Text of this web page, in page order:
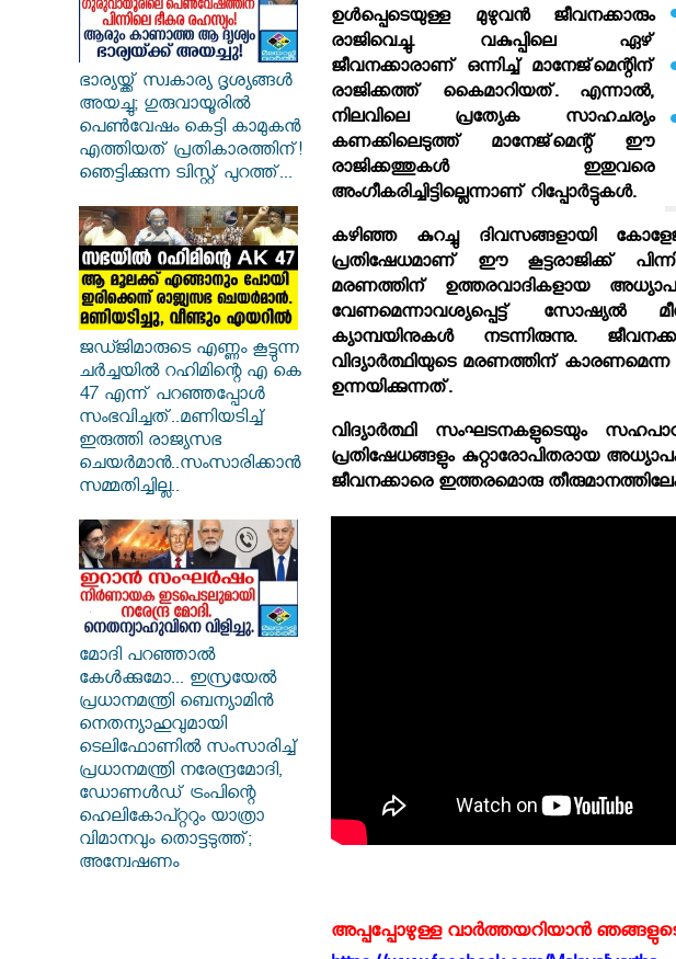
ഭാര്യയ്ക്ക് സ്വകാര്യ ദൃശ്യങ്ങൾ
അയച്ചു; ഗുരുവായൂരിൽ
പെൺവേഷം കെട്ടി കാമുകൻ
എത്തിയത് പ്രതികാരത്തിന്!
ഞെട്ടിക്കുന്ന ട്വിസ്റ്റ് പുറത്ത്...
ജഡ്ജിമാരുടെ എണ്ണം കൂട്ടുന്ന
ചർച്ചയിൽ റഹിമിന്റെ എ കെ
47 എന്ന് പറഞ്ഞപ്പോൾ
സംഭവിച്ചത്..മണിയടിച്ച്
ഇരുത്തി രാജ്യസഭ
ചെയർമാൻ..സംസാരിക്കാൻ
സമ്മതിച്ചില്ല..
മോദി പറഞ്ഞാൽ
കേൾക്കുമോ... ഇസ്രയേൽ
പ്രധാനമന്ത്രി ബെന്യാമിൻ
നെതന്യാഹുവുമായി
ടെലിഫോണിൽ സംസാരിച്ച്
പ്രധാനമന്ത്രി നരേന്ദ്രമോദി,
ഡോണൾഡ് ട്രംപിന്റെ
ഹെലികോപ്റ്ററും യാത്രാ
വിമാനവും തൊട്ടടുത്ത്;
അന്വേഷണം
ഉള്‍പ്പെടെയുള്ള മുഴുവന്‍ ജീവനക്കാരും
രാജിവെച്ചു. വകുപ്പിലെ ഏഴ്
ജീവനക്കാരാണ് ഒന്നിച്ച് മാനേജ്‌മെന്റിന്
രാജിക്കത്ത് കൈമാറിയത്. എന്നാല്‍,
നിലവിലെ പ്രത്യേക സാഹചര്യം
കണക്കിലെടുത്ത് മാനേജ്‌മെന്റ് ഈ
രാജിക്കത്തുകള്‍ ഇതുവരെ
അംഗീകരിച്ചിട്ടില്ലെന്നാണ് റിപ്പോര്‍ട്ടുകള്‍.
കഴിഞ്ഞ കുറച്ചു ദിവസങ്ങളായി
പ്രതിഷേധമാണ് ഈ കൂട്ടരാജിക്ക്
മരണത്തിന് ഉത്തരവാദികളായ
വേണമെന്നാവശ്യപ്പെട്ട് സോഷ്യല്‍
ക്യാമ്പയിനുകള്‍ നടന്നിരുന്നു.
വിദ്യാര്‍ത്ഥിയുടെ മരണത്തിന്
ഉന്നയിക്കുന്നത്.
വിദ്യാര്‍ത്ഥി സംഘടനകളുടെയും
പ്രതിഷേധങ്ങളും കുറ്റാരോപിതരായ
ജീവനക്കാരെ ഇത്തരമൊരു
അപ്പപ്പോഴുള്ള വാര്‍ത്തയറിയാന്‍